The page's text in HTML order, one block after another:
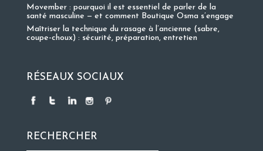
Movember : pourquoi il est essentiel de parler de la
santé masculine — et comment Boutique Osma s’engage
Maîtriser la technique du rasage à l’ancienne (sabre,
coupe-choux) : sécurité, préparation, entretien
RÉSEAUX SOCIAUX
RECHERCHER